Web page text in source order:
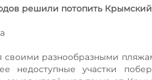
решили потопить
своими разнообразными
недоступные участки